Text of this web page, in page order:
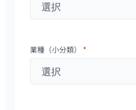
業種（小分類） *